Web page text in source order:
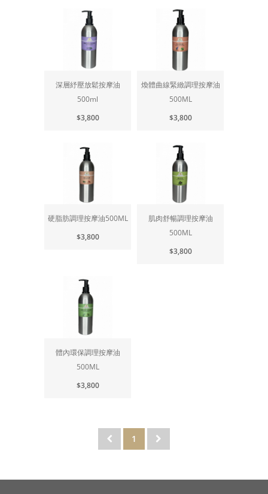
深層紓壓放鬆按摩油
500ml
$3,800
煥體曲線緊緻調理按摩油
500ML
$3,800
硬脂肪調理按摩油500ML
$3,800
肌肉舒暢調理按摩油
500ML
$3,800
體內環保調理按摩油
500ML
$3,800
1